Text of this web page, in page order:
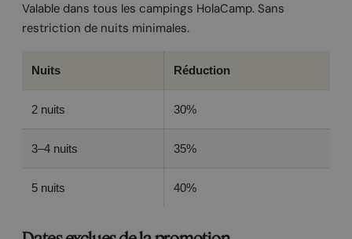
Valable dans tous les campings HolaCamp. Sans
restriction de nuits minimales.
Nuits Réduction
2 nuits 30%
3–4 nuits 35%
5 nuits 40%